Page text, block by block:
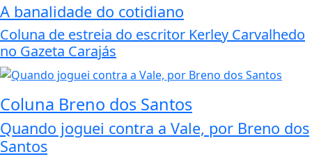
A banalidade do cotidiano
Coluna de estreia do escritor Kerley Carvalhedo
no Gazeta Carajás
Coluna Breno dos Santos
Quando joguei contra a Vale, por Breno dos
Santos